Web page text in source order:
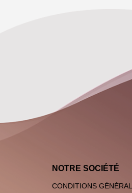
NOTRE SOCIÉTÉ
CONDITIONS